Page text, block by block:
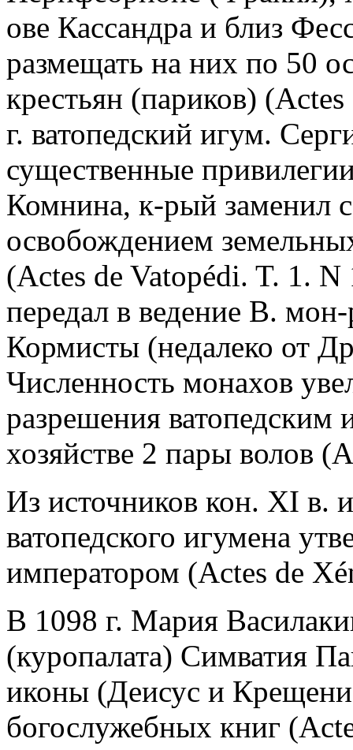
ове Кассандра и близ
размещать на них по 50
крестьян (париков)
г. ватопедский игум.
существенные
Комнина, к-рый заменил
освобождением
(Actes de Vatopédi. T. 1.
передал в ведение В.
Кормисты (недалеко от
Численность монахов
разрешения
хозяйстве 2 пары волов
Из источников кон. XI в.
ватопедского игумена
императором (Actes de
В 1098 г. Мария
(куропалата) Симватия
иконы (Деисус и
богослужебных книг